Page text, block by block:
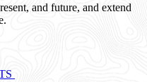
and future, and extend